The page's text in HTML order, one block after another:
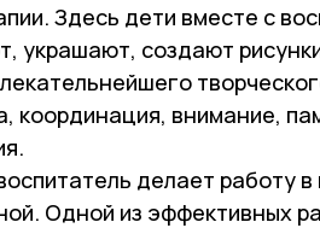
Здесь дети вместе с
украшают, создают
координация, внимание,
делает работу
Одной из эффективных